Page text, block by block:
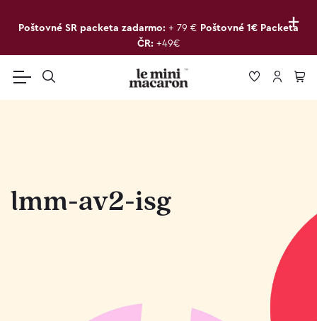
+
Poštovné SR packeta zadarmo: + 79 € Poštovné 1€ Packeta
ČR: +49€
lmm-av2-isg